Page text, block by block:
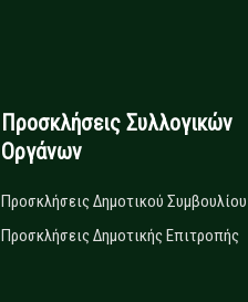
Προσκλήσεις Συλλογικών
Οργάνων
Προσκλήσεις Δημοτικού Συμβουλίου
Προσκλήσεις Δημοτικής Επιτροπής